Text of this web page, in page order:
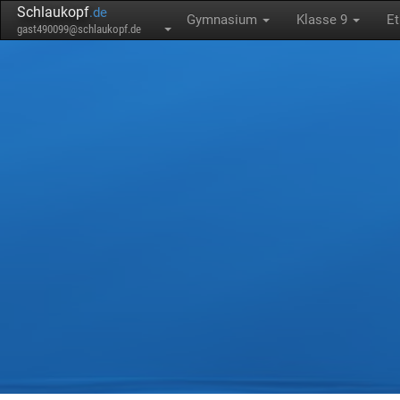
Schlaukopf.de
gast490099@schlaukopf.de
Gymnasium Klasse 9